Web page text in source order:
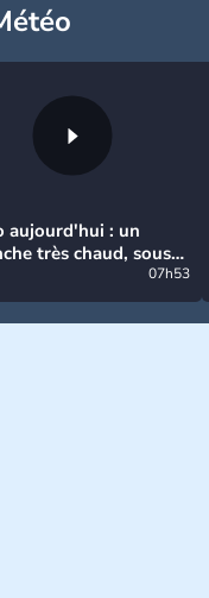
aujourd'hui : un
très chaud, sous
07h53